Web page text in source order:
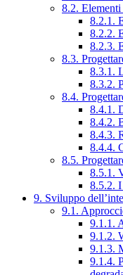
8.2. Elementi
8.2.1.
8.2.2.
8.2.3.
8.3.
8.3.1.
8.3.2.
8.4.
8.4.1.
8.4.2.
8.4.3.
8.4.4.
8.5.
8.5.1.
8.5.2.
9. Sviluppo
9.1.
9.1.1.
9.1.2.
9.1.3.
9.1.4.